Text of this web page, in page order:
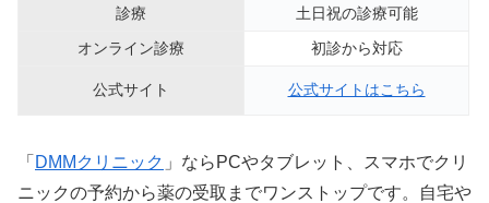
診療
土日祝の診療可能
オンライン診療
初診から対応
公式サイト 公式サイトはこちら
「 DMMクリニック 」ならPCやタブレット、スマホでクリ
ニックの予約から薬の受取までワンストップです。自宅や